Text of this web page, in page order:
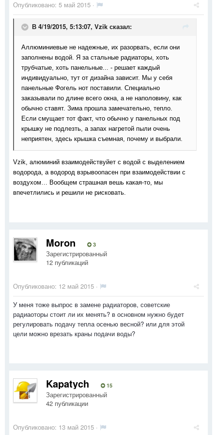
Опубликовано: 5 май 2015 ·
В 4/19/2015, 5:13:07, Vzik сказал:
Аллюминиевые не надежные, их разорвать, если они
заполнены водой. Я за стальные радиаторы, хоть
трубчатые, хоть панельные... - решает каждый
индивидуально, тут от дизайна зависит. Мы у себя
панельные Фогель нот поставили. Специально
заказывали по длине всего окна, а не наполовину, как
обычно ставят. Зима прошла замечательно, тепло.
Если смущает тот факт, что обычно у панельных под
крышку не подлезть, а запах нагретой пыли очень
неприятен, здесь крышка съемная, почему и выбрали.
Vzik, алюминий взаимодействуйет с водой с выделением
водорода, а водород взрывоопасен при взаимодействии с
воздухом… Вообщем страшная вешь какая-то, мы
впечетлились и решили не рисковать.
Moron 3
Зарегистрированный
12 публикаций
Опубликовано: 12 май 2015 ·
У меня тоже выпрос в замене радиаторов, советские
радиаоторы стоит ли их менять? в основном нужно будет
регулировать подачу тепла осенью весной? или для этой
цели можно врезать краны подачи воды?
Kapatych 15
Зарегистрированный
42 публикации
Опубликовано: 13 май 2015 ·